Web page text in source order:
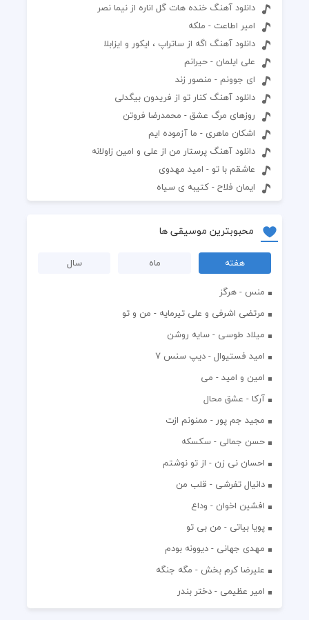
دانلود آهنگ خنده هات گل اناره از نیما نصر
امیر اطاعت - ملکه
دانلود آهنگ اگه از ساتراپ ، ایکور و ایزابلا
علی ایلمان - حیرانم
ای جوونم - منصور زند
دانلود آهنگ کنار تو از فریدون بیگدلی
روزهای مرگ عشق - محمدرضا فروتن
اشکان ماهری - ما آزموده ایم
دانلود آهنگ پرستار من از علی و امین زاولانه
عاشقم با تو - امید مهدوی
ایمان فلاح - کتیبه ی سیاه
محبوبترین موسیقی ها
هفته ماه
سال
منس - هرگز
مرتضی اشرفی و علی تیرمایه - من و تو
میلاد طوسی - سایه روشن
اميد فستيوال - ديپ سنس ۷
امین و امید - می
آرکا - عشق محال
مجید جم پور - ممنونم ازت
حسن جمالی - سکسکه
احسان نی زن - از تو نوشتم
دانیال تفرشی - قلب من
افشين اخوان - وداع
پویا بیاتی - من بی تو
مهدی جهانی - دیوونه بودم
علیرضا کرم بخش - مگه جنگه
امیر عظیمی - دختر بندر